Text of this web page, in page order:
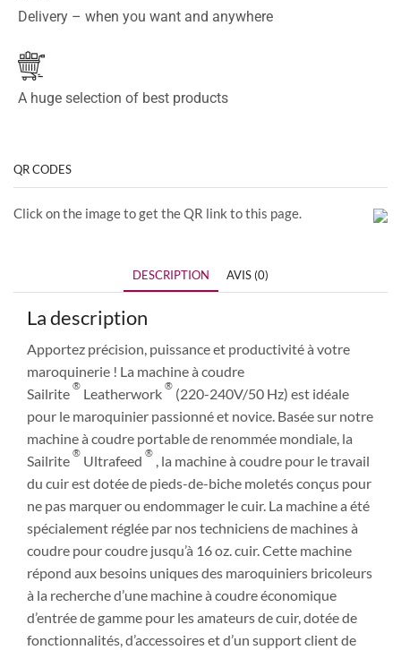
Delivery – when you want and anywhere
A huge selection of best products
QR CODES
Click on the image to get the QR link to this page.
DESCRIPTION AVIS (0)
La description
Apportez précision, puissance et productivité à votre
maroquinerie ! La machine à coudre
Sailrite ® Leatherwork ® (220-240V/50 Hz) est idéale
pour le maroquinier passionné et novice. Basée sur notre
machine à coudre portable de renommée mondiale, la
Sailrite ® Ultrafeed ® , la machine à coudre pour le travail
du cuir est dotée de pieds-de-biche moletés conçus pour
ne pas marquer ou endommager le cuir. La machine a été
spécialement réglée par nos techniciens de machines à
coudre pour coudre jusqu’à 16 oz. cuir. Cette machine
répond aux besoins uniques des maroquiniers bricoleurs
à la recherche d’une machine à coudre économique
d’entrée de gamme pour les amateurs de cuir, dotée de
fonctionnalités, d’accessoires et d’un support client de